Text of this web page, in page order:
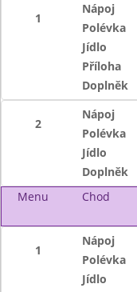
1
Nápoj
Polévka
Jídlo
Příloha
Doplněk
2
Nápoj
Polévka
Jídlo
Doplněk
Menu
Chod
1
Nápoj
Polévka
Jídlo